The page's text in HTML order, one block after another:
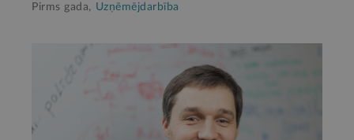
Pirms gada, Uzņēmējdarbība